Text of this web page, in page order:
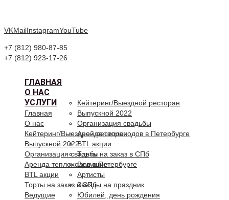
VKMailInstagramYouTube
+7 (812) 980-87-85
+7 (812) 923-17-26
ГЛАВНАЯ
О НАС
УСЛУГИ
Кейтеринг/Выездной ресторан
Выпускной 2022
Организация свадьбы
Аренда теплоходов в Петербурге
BTL акции
Торты на заказ в СПб
Ведущие
Артисты
Звезды на праздник
Юбилей, день рождения
Главная
О нас
Кейтеринг/Выездной ресторан
Выпускной 2022
Организация свадьбы
Аренда теплоходов в Петербурге
BTL акции
Торты на заказ в СПб
Ведущие